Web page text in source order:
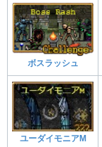
ボスラッシュ
ユーダイモニアM